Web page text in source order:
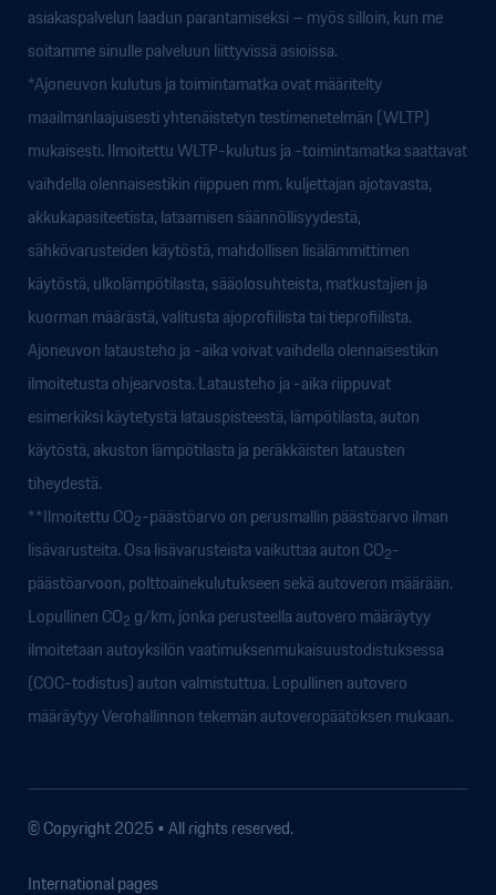
asiakaspalvelun laadun parantamiseksi – myös silloin, kun me
soitamme sinulle palveluun liittyvissä asioissa.
*Ajoneuvon kulutus ja toimintamatka ovat määritelty
maailmanlaajuisesti yhtenäistetyn testimenetelmän (WLTP)
mukaisesti. Ilmoitettu WLTP-kulutus ja -toimintamatka saattavat
vaihdella olennaisestikin riippuen mm. kuljettajan ajotavasta,
akkukapasiteetista, lataamisen säännöllisyydestä,
sähkövarusteiden käytöstä, mahdollisen lisälämmittimen
käytöstä, ulkolämpötilasta, sääolosuhteista, matkustajien ja
kuorman määrästä, valitusta ajoprofiilista tai tieprofiilista.
Ajoneuvon latausteho ja -aika voivat vaihdella olennaisestikin
ilmoitetusta ohjearvosta. Latausteho ja -aika riippuvat
esimerkiksi käytetystä latauspisteestä, lämpötilasta, auton
käytöstä, akuston lämpötilasta ja peräkkäisten latausten
tiheydestä.
**Ilmoitettu CO2-päästöarvo on perusmallin päästöarvo ilman
lisävarusteita. Osa lisävarusteista vaikuttaa auton CO2-
päästöarvoon, polttoainekulutukseen sekä autoveron määrään.
Lopullinen CO2 g/km, jonka perusteella autovero määräytyy
ilmoitetaan autoyksilön vaatimuksenmukaisuustodistuksessa
(COC-todistus) auton valmistuttua. Lopullinen autovero
määräytyy Verohallinnon tekemän autoveropäätöksen mukaan.
© Copyright 2025 • All rights reserved.
International pages